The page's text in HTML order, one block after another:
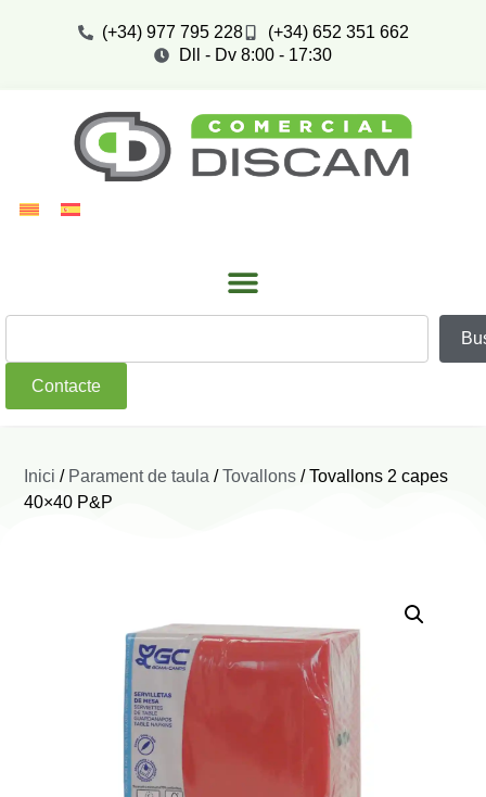
(+34) 977 795 228
(+34) 652 351 662
Dll - Dv 8:00 - 17:30
Contacte
Inici / Parament de taula /Tovallons / Tovallons 2 capes
40×40 P&P